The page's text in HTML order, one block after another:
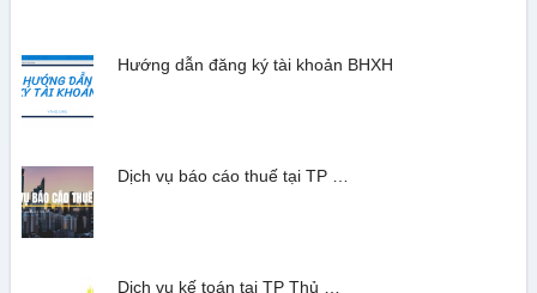
Hướng dẫn đăng ký tài khoản BHXH
Dịch vụ báo cáo thuế tại TP …
Dịch vụ kế toán tại TP Thủ …